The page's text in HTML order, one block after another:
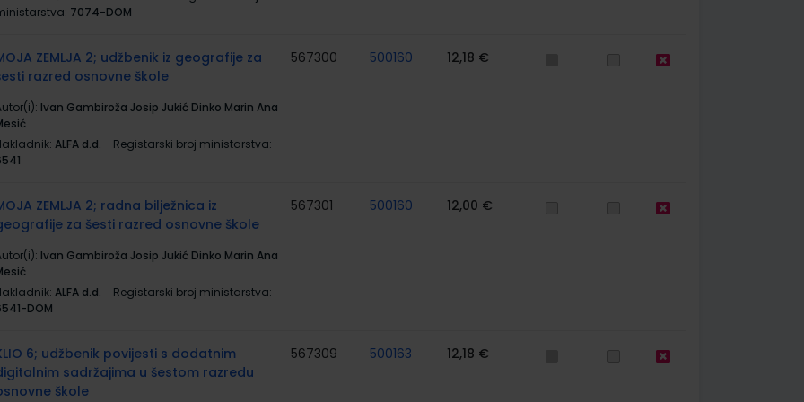
7074-DOM
ZEMLJA 2; udžbenik iz geografije za
razred osnovne škole
Ivan Gambiroža Josip Jukić Dinko Marin Ana
ALFA d.d.
Registarski broj ministarstva:
567300 500160 12,18 €
ZEMLJA 2; radna bilježnica iz
za šesti razred osnovne škole
Ivan Gambiroža Josip Jukić Dinko Marin Ana
ALFA d.d.
Registarski broj ministarstva:
DOM
567301 500160 12,00 €
6; udžbenik povijesti s dodatnim
sadržajima u šestom razredu
škole
567309 500163 12,18 €